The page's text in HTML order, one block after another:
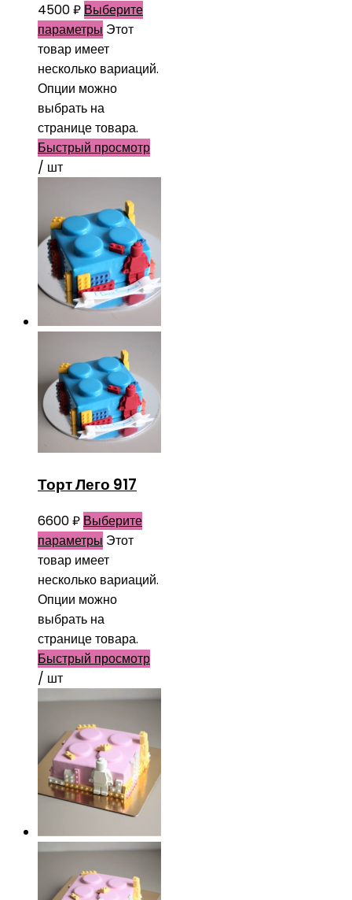
4500₽ Выберите
параметры Этот
товар имеет
несколько вариаций.
Опции можно
выбрать на
странице товара.
Быстрый просмотр
/ шт
Торт Лего 917
6600₽ Выберите
параметры Этот
товар имеет
несколько вариаций.
Опции можно
выбрать на
странице товара.
Быстрый просмотр
/ шт